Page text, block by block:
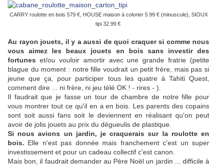
CARRY roulotte en bois 579 €, HOUSE maison à colorier 5.99 € (minuscule), SIOUX
tipi 32.99 €
Au rayon jouets, il y a aussi de quoi craquer si comme nous
vous aimez les beaux jouets en bois sans investir des
fortunes et/ou vouloir amortir avec une grande fratrie (petite
blague du moment : notre fille voudrait un petit frère, mais pas si
jeune que ça, pour participer tous les quatre à Tahiti Quest,
comment dire ... ni frère, ni jeu télé OK ! - rires - ).
Il faudrait que je fasse un tour de chambre de notre fille pour
vous montrer tout ce qu'il en a en bois. Les parents des copains
sont soit aussi fans soit le deviennent en réalisant qu'on peut
avoir de jolis jouets au prix du dégueulis de plastique.
Si nous avions un jardin, je craquerais sur la roulotte en
bois. Elle n'est pas donnée mais franchement c'est un super
investissement et pour un cadeau collectif c'est canon.
Mais bon, il faudrait demander au Père Noël un jardin ... difficile à